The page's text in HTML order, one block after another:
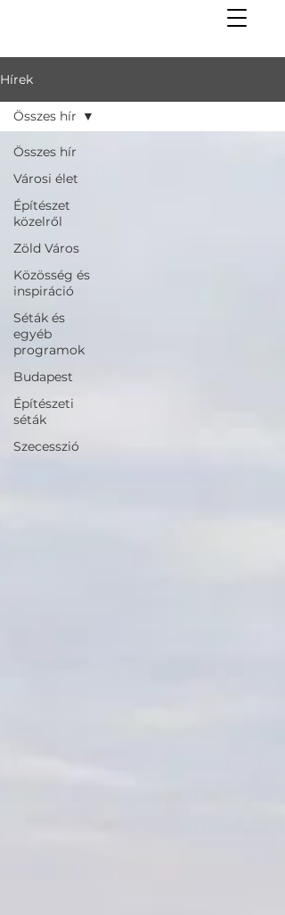
Hírek
Összes hír
Városi élet
Építészet
közelről
Zöld Város
Közösség és
inspiráció
Séták és
egyéb
programok
Budapest
Építészeti
séták
Szecesszió
Összes hír